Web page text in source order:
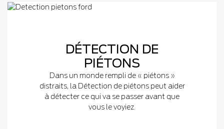
DÉTECTION DE
PIÉTONS
Dans un monde rempli de « piétons »
distraits, la Détection de piétons peut aider
à détecter ce qui va se passer avant que
vous le voyiez.